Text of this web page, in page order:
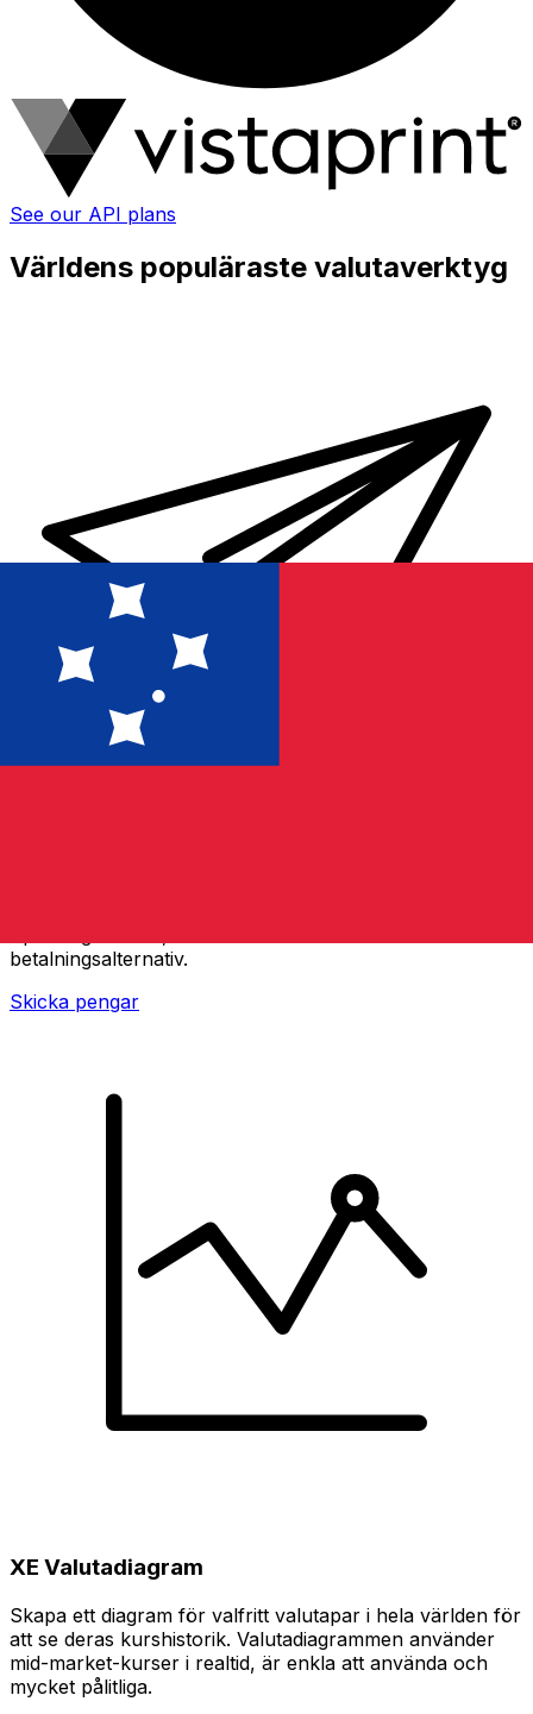
See our API plans
Världens populäraste valutaverktyg
betalningsalternativ.
Skicka pengar
XE Valutadiagram
Skapa ett diagram för valfritt valutapar i hela världen för
att se deras kurshistorik. Valutadiagrammen använder
mid-market-kurser i realtid, är enkla att använda och
mycket pålitliga.